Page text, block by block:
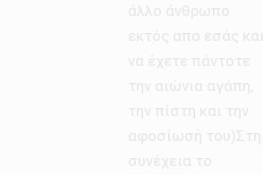
άλλο άνθρωπο
εκτός απο εσάς και
να έχετε πάντοτε
την αιώνια αγάπη,
την πίστη και την
αφοσίωσή του)Στη
συνέχεια το